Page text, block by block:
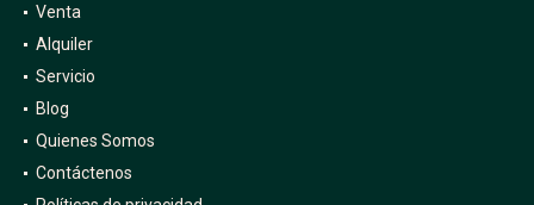
Venta
Alquiler
Servicio
Blog
Quienes Somos
Contáctenos